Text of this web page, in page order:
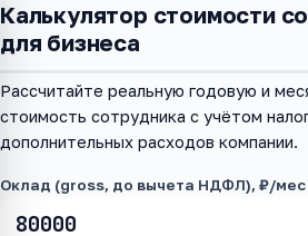
Калькулятор стоимости
для бизнеса
Рассчитайте реальную годовую и
стоимость сотрудника с учётом
дополнительных расходов компании.
Оклад (gross, до вычета НДФЛ), ₽/мес